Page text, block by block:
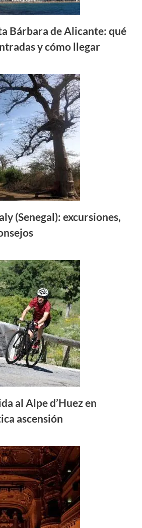
Bárbara de Alicante: qué
y cómo llegar
(Senegal): excursiones,
al Alpe d’Huez en
ascensión